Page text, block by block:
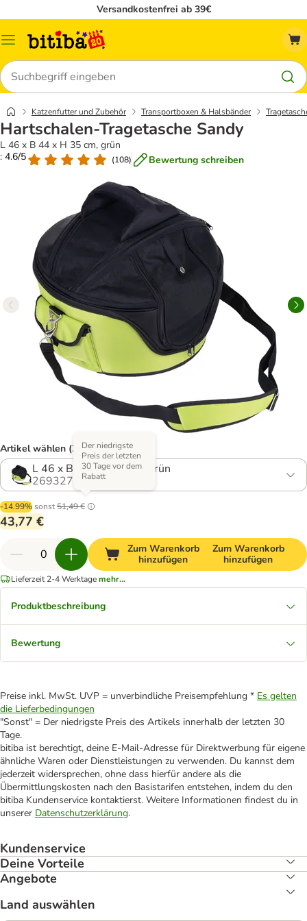
Versandkostenfrei ab 39€
Menü
Suchen
Katzenfutter und Zubehör Transportboxen & Halsbänder
Hartschalen-Tragetasche Sandy
L 46 x B 44 x H 35 cm, grün
: 4.6/5
(108) Bewertung schreiben
Artikel wählen (2 Varianten)
L 46 x B 44 x H 35 cm, grün
269327.3
-14.99%sonst51,49 €
Der niedrigste
Preis der letzten
30 Tage vor dem
Rabatt
43,77 €
Zum Warenkorb
hinzufügen
Zum Warenkorb
hinzufügen
Lieferzeit 2-4 Werktagemehr...
Produktbeschreibung
Bewertung
Preise inkl. MwSt. UVP = unverbindliche Preisempfehlung * Es gelten
die Lieferbedingungen
"Sonst" = Der niedrigste Preis des Artikels innerhalb der letzten 30
Tage.
bitiba ist berechtigt, deine E-Mail-Adresse für Direktwerbung für eigene
ähnliche Waren oder Dienstleistungen zu verwenden. Du kannst dem
jederzeit widersprechen, ohne dass hierfür andere als die
Übermittlungskosten nach den Basistarifen entstehen, indem du den
bitiba Kundenservice kontaktierst. Weitere Informationen findest du in
unserer Datenschutzerklärung.
Kundenservice
Deine Vorteile
Angebote
Land auswählen